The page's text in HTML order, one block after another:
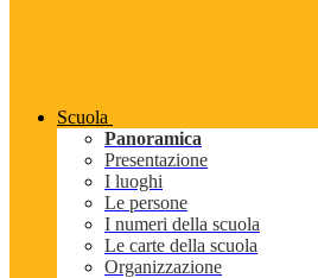
Scuola
Panoramica
Presentazione
I luoghi
Le persone
I numeri della scuola
Le carte della scuola
Organizzazione